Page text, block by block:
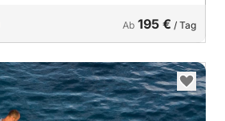
Ab 195 € / Tag